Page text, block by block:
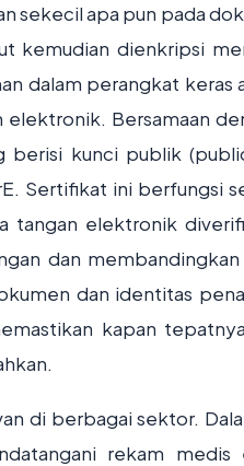
sekecil apa pun pada
kemudian dienkripsi
dalam perangkat keras
Bersamaan
berisi kunci publik
Sertifikat ini berfungsi
tangan elektronik
dan membandingkan
dan identitas
kapan
di berbagai sektor.
rekam medis